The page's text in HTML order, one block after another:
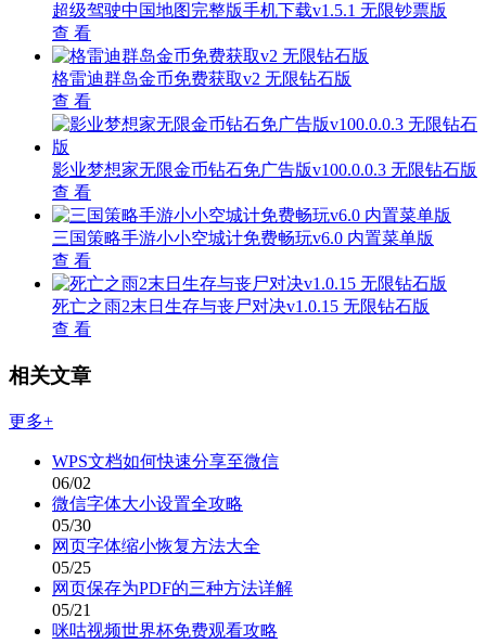
超级驾驶中国地图完整版手机下载v1.5.1 无限钞票版
查 看
格雷迪群岛金币免费获取v2 无限钻石版
查 看
影业梦想家无限金币钻石免广告版v100.0.0.3 无限钻石版
查 看
三国策略手游小小空城计免费畅玩v6.0 内置菜单版
查 看
死亡之雨2末日生存与丧尸对决v1.0.15 无限钻石版
查 看
相关文章
更多+
WPS文档如何快速分享至微信
06/02
微信字体大小设置全攻略
05/30
网页字体缩小恢复方法大全
05/25
网页保存为PDF的三种方法详解
05/21
咪咕视频世界杯免费观看攻略